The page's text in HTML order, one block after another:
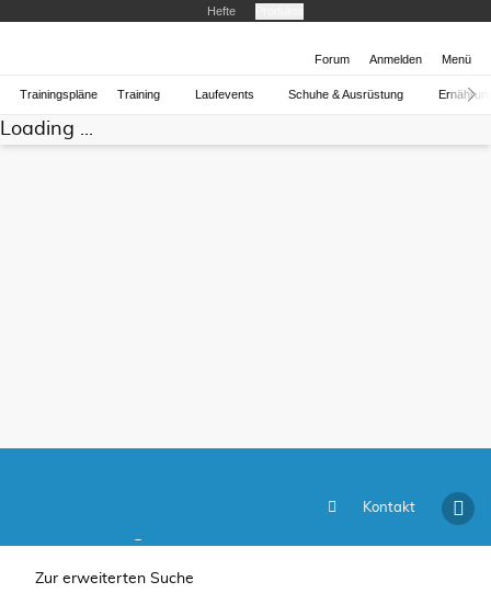
Hefte
Forum Anmelden Menü
Trainingspläne Training Laufevents Schuhe & Ausrüstung
Loading ...
Kontakt
Zur erweiterten Suche